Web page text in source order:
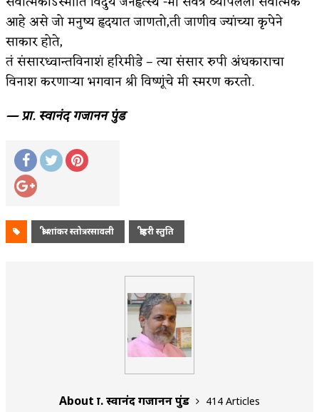
आहे असे जो मनुष्य हृदयात जाणतो,ती जाणीव ज्यांच्या कृपेने
साकार होते,
तं संसारध्वान्तविनाशं हरिमीडे – त्या संसार रुपी अंधकाराचा
विनाश करणाऱ्या भगवान श्री विष्णूंचे मी स्मरण करतो.
— प्रा. स्वानंद गजानन पुंड
श्री शांकर स्तोत्ररसावली श्रीहरी स्तुति
About प्रा. स्वानंद गजानन पुंड
414 Articles